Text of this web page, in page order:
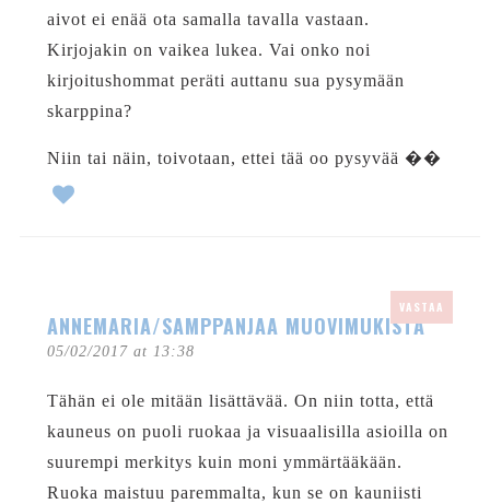
aivot ei enää ota samalla tavalla vastaan.
Kirjojakin on vaikea lukea. Vai onko noi
kirjoitushommat peräti auttanu sua pysymään
skarppina?
Niin tai näin, toivotaan, ettei tää oo pysyvää ��
ANNEMARIA/SAMPPANJAA MUOVIMUKISTA
05/02/2017 at 13:38
VASTAA
Tähän ei ole mitään lisättävää. On niin totta, että
kauneus on puoli ruokaa ja visuaalisilla asioilla on
suurempi merkitys kuin moni ymmärtääkään.
Ruoka maistuu paremmalta, kun se on kauniisti